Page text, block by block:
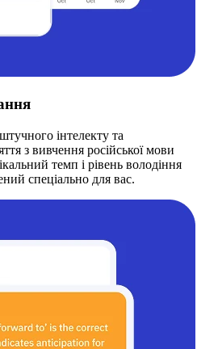
інтелекту та
з вивчення російської мови
темп і рівень володіння
спеціально для вас.